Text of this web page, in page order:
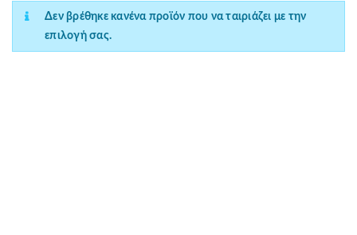
Δεν βρέθηκε κανένα προϊόν που να ταιριάζει με την
επιλογή σας.